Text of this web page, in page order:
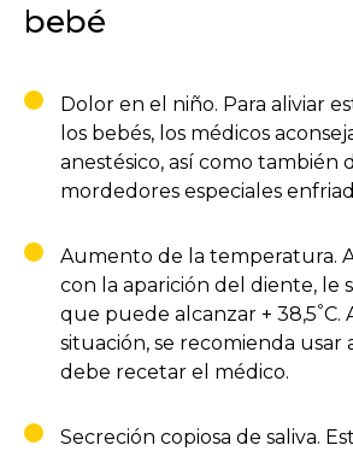
bebé
Dolor en el niño. Para aliviar
los bebés, los médicos
anestésico, así como también
mordedores especiales
Aumento de la temperatura.
con la aparición del diente, le
que puede alcanzar + 38,5°C.
situación, se recomienda
debe recetar el médico.
Secreción copiosa de saliva.